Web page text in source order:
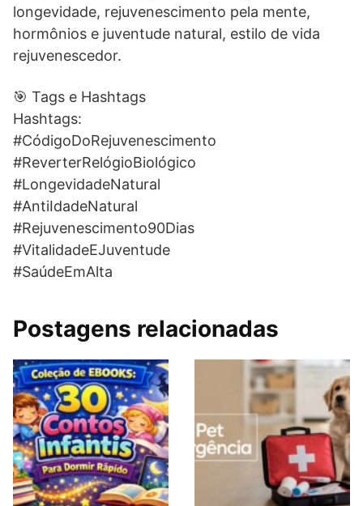
longevidade, rejuvenescimento pela mente,
hormônios e juventude natural, estilo de vida
rejuvenescedor.
🎯 Tags e Hashtags
Hashtags:
#CódigoDoRejuvenescimento
#ReverterRelógioBiológico
#LongevidadeNatural
#AntiIdadeNatural
#Rejuvenescimento90Dias
#VitalidadeEJuventude
#SaúdeEmAlta
Postagens relacionadas